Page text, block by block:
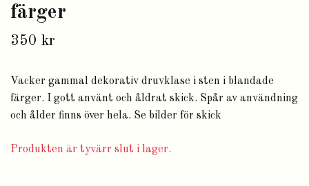
färger
350 kr
Vacker gammal dekorativ druvklase i sten i blandade
färger. I gott använt och åldrat skick. Spår av användning
och ålder finns över hela. Se bilder för skick
Produkten är tyvärr slut i lager.